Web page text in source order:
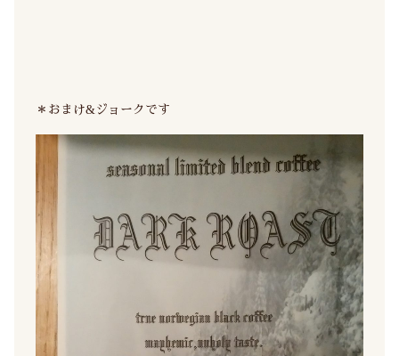
＊おまけ&ジョークです